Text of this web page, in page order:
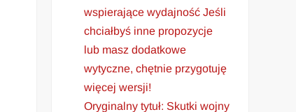
wspierające wydajność Jeśli
chciałbyś inne propozycje
lub masz dodatkowe
wytyczne, chętnie przygotuję
więcej wersji!
Oryginalny tytuł: Skutki wojny